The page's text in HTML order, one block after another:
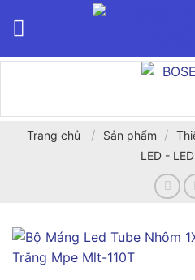
Trang chủ / Sản phẩm /
LED -